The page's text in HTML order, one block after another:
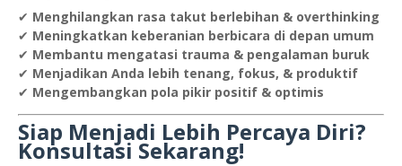
✔ Menghilangkan rasa takut berlebihan & overthinking
✔ Meningkatkan keberanian berbicara di depan umum
✔ Membantu mengatasi trauma & pengalaman buruk
✔ Menjadikan Anda lebih tenang, fokus, & produktif
✔ Mengembangkan pola pikir positif & optimis
Siap Menjadi Lebih Percaya Diri?
Konsultasi Sekarang!